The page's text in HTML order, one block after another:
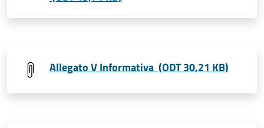
Allegato V Informativa (ODT 30,21 KB)